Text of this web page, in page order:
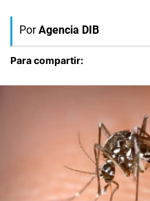
Por Agencia DIB
Para compartir: